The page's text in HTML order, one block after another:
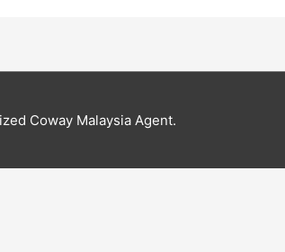
Coway Malaysia Agent.